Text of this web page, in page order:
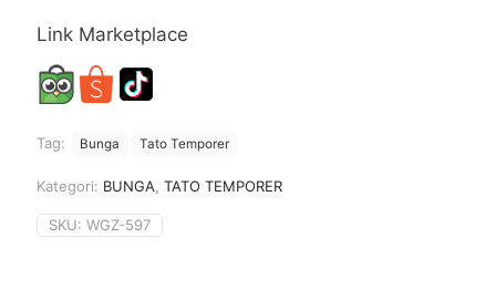
Rp32.500.
Link Marketplace
Tag: Bunga Tato Temporer
Kategori: BUNGA TATO TEMPORER
SKU: WGZ-597